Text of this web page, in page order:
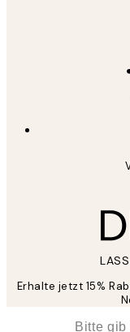
Erhalte jetzt 15%